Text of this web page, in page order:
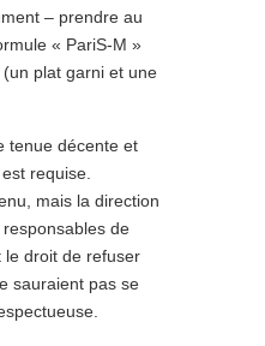
– prendre au
« PariS-M »
plat garni et une
tenue décente et
requise.
mais la direction
responsables de
le droit de refuser
sauraient pas se